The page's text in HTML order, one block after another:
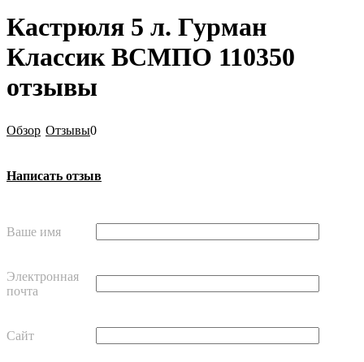
Кастрюля 5 л. Гурман
Классик ВСМПО 110350
отзывы
Обзор Отзывы0
Написать отзыв
Ваше имя
Электронная
почта
Сайт